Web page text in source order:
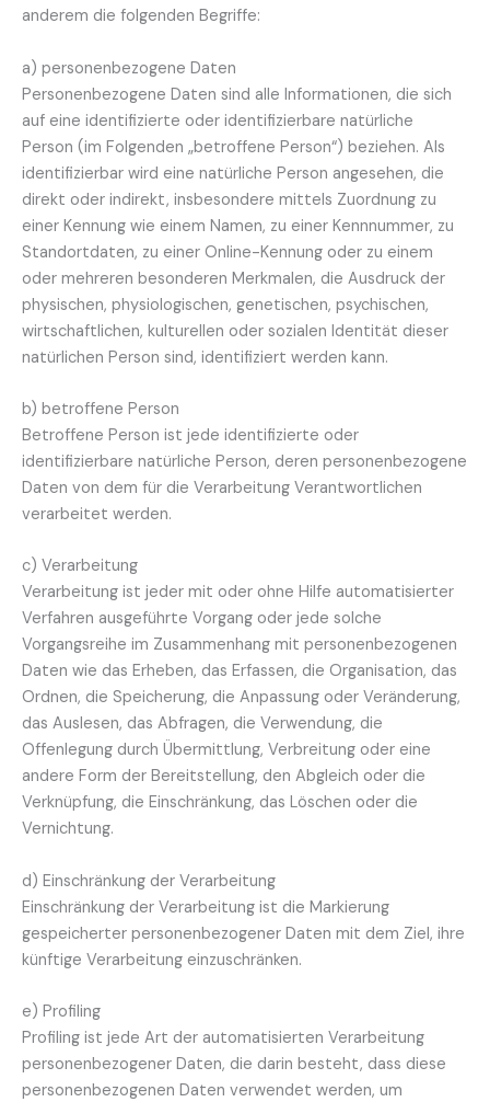
anderem die folgenden Begriffe:
a) personenbezogene Daten
Personenbezogene Daten sind alle Informationen, die sich
auf eine identifizierte oder identifizierbare natürliche
Person (im Folgenden „betroffene Person“) beziehen. Als
identifizierbar wird eine natürliche Person angesehen, die
direkt oder indirekt, insbesondere mittels Zuordnung zu
einer Kennung wie einem Namen, zu einer Kennnummer, zu
Standortdaten, zu einer Online-Kennung oder zu einem
oder mehreren besonderen Merkmalen, die Ausdruck der
physischen, physiologischen, genetischen, psychischen,
wirtschaftlichen, kulturellen oder sozialen Identität dieser
natürlichen Person sind, identifiziert werden kann.
b) betroffene Person
Betroffene Person ist jede identifizierte oder
identifizierbare natürliche Person, deren personenbezogene
Daten von dem für die Verarbeitung Verantwortlichen
verarbeitet werden.
c) Verarbeitung
Verarbeitung ist jeder mit oder ohne Hilfe automatisierter
Verfahren ausgeführte Vorgang oder jede solche
Vorgangsreihe im Zusammenhang mit personenbezogenen
Daten wie das Erheben, das Erfassen, die Organisation, das
Ordnen, die Speicherung, die Anpassung oder Veränderung,
das Auslesen, das Abfragen, die Verwendung, die
Offenlegung durch Übermittlung, Verbreitung oder eine
andere Form der Bereitstellung, den Abgleich oder die
Verknüpfung, die Einschränkung, das Löschen oder die
Vernichtung.
d) Einschränkung der Verarbeitung
Einschränkung der Verarbeitung ist die Markierung
gespeicherter personenbezogener Daten mit dem Ziel, ihre
künftige Verarbeitung einzuschränken.
e) Profiling
Profiling ist jede Art der automatisierten Verarbeitung
personenbezogener Daten, die darin besteht, dass diese
personenbezogenen Daten verwendet werden, um